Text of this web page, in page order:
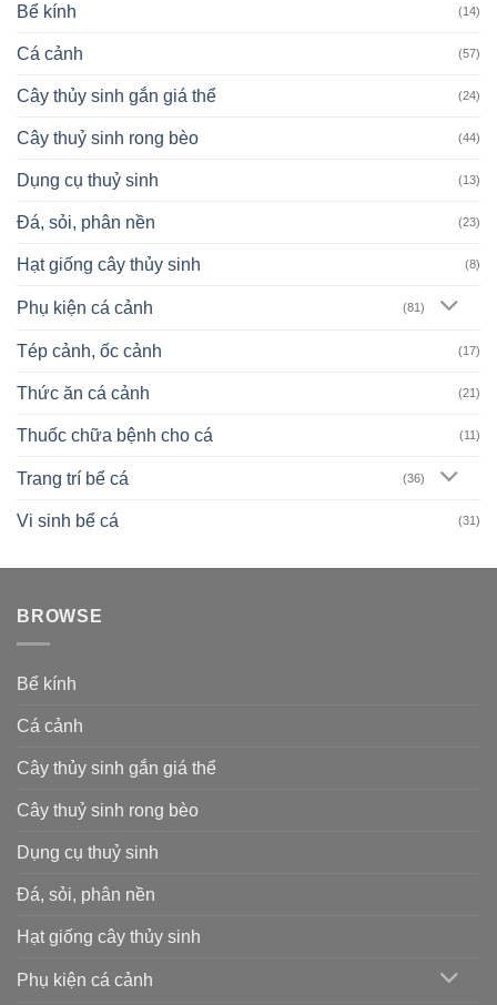
Bể kính (14)
Cá cảnh (57)
Cây thủy sinh gắn giá thể (24)
Cây thuỷ sinh rong bèo (44)
Dụng cụ thuỷ sinh (13)
Đá, sỏi, phân nền (23)
Hạt giống cây thủy sinh (8)
Phụ kiện cá cảnh (81)
Tép cảnh, ốc cảnh (17)
Thức ăn cá cảnh (21)
Thuốc chữa bệnh cho cá (11)
Trang trí bể cá (36)
Vi sinh bể cá (31)
BROWSE
Bể kính
Cá cảnh
Cây thủy sinh gắn giá thể
Cây thuỷ sinh rong bèo
Dụng cụ thuỷ sinh
Đá, sỏi, phân nền
Hạt giống cây thủy sinh
Phụ kiện cá cảnh